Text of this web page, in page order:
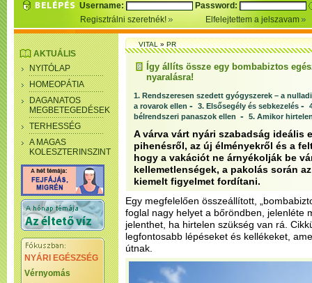
Username:
Password:
Regisztrálni szeretnék!
Elfelejtettem a jelszavam
AKTUÁLIS
NYITÓLAP
HOMEOPÁTIA
DAGANATOS
MEGBETEGEDÉSEK
TERHESSÉG
A MAGAS
KOLESZTERINSZINT
NYÁRI EGÉSZSÉG
Vérnyomás
VITAL»PR
Így állíts össze egy bombabiztos
nyaralásra!
1. Rendszeresen szedett gyógyszerek – a
a rovarok ellen - 3. Elsősegély és sebkezelés -
bélrendszeri panaszok ellen - 5. Amikor
A várva várt nyári szabadság ideális
pihenésről, az új élményekről és a
hogy a vakációt ne árnyékolják be
kellemetlenségek, a pakolás során
kiemelt figyelmet fordítani.
Egy megfelelően összeállított,
foglal nagy helyet a bőröndben, jelenléte
jelenthet, ha hirtelen szükség van rá.
legfontosabb lépéseket és kellékeket,
útnak.